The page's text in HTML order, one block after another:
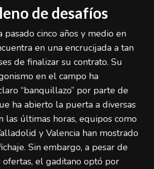
de desafíos
pasado cinco años y medio en
en una encrucijada a tan
de finalizar su contrato. Su
en el campo ha
“banquillazo” por parte de
ha abierto la puerta a diversas
las últimas horas, equipos como
y Valencia han mostrado
Sin embargo, a pesar de
ofertas, el gaditano optó por